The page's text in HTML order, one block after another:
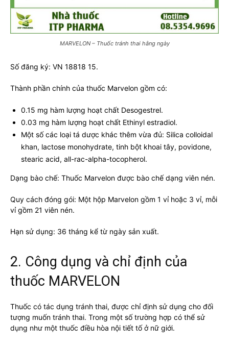
MARVELON – Thuốc tránh thai hằng ngày
Số đăng ký: VN 18818 15.
Thành phần chính của thuốc Marvelon gồm có:
0.15 mg hàm lượng hoạt chất Desogestrel.
0.03 mg hàm lượng hoạt chất Ethinyl estradiol.
Một số các loại tá dược khác thêm vừa đủ: Silica colloidal
khan, lactose monohydrate, tinh bột khoai tây, povidone,
stearic acid, all-rac-alpha-tocopherol.
Dạng bào chế: Thuốc Marvelon được bào chế dạng viên nén.
Quy cách đóng gói: Một hộp Marvelon gồm 1 vỉ hoặc 3 vỉ, mỗi
vỉ gồm 21 viên nén.
Hạn sử dụng: 36 tháng kể từ ngày sản xuất.
2. Công dụng và chỉ định của
thuốc MARVELON
Thuốc có tác dụng tránh thai, được chỉ định sử dụng cho đối
tượng muốn tránh thai. Trong một số trường hợp có thể sử
dụng như một thuốc điều hòa nội tiết tố ở nữ giới.